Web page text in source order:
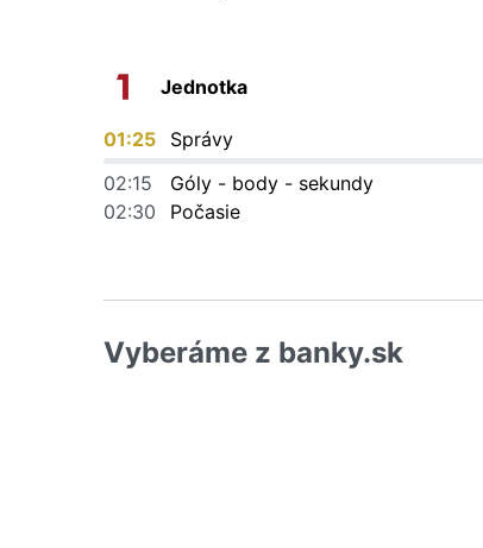
Jednotka
01:25
Správy
02:15
Góly - body - sekundy
02:30
Počasie
Vyberáme z banky.sk